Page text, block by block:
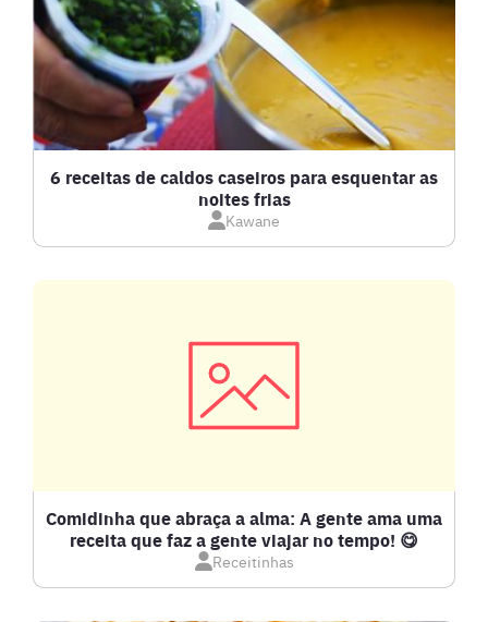
BISCOITOS
BOLOS E TORTAS
CALDOS
CARNE BOVINA
COMPOTAS E GELEIAS
DOCES E SOBREMESAS
6 receitas de caldos caseiros para esquentar as
noites frias
Kawane
Comidinha que abraça a alma: A gente ama uma
receita que faz a gente viajar no tempo! 😋
Receitinhas